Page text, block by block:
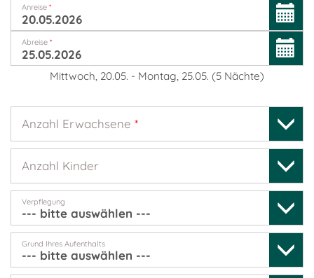
Anreise *
Abreise *
Mittwoch, 20.05. - Montag, 25.05. (5 Nächte)
Anzahl Erwachsene *
Anzahl Kinder
Verpflegung
Grund Ihres Aufenthalts